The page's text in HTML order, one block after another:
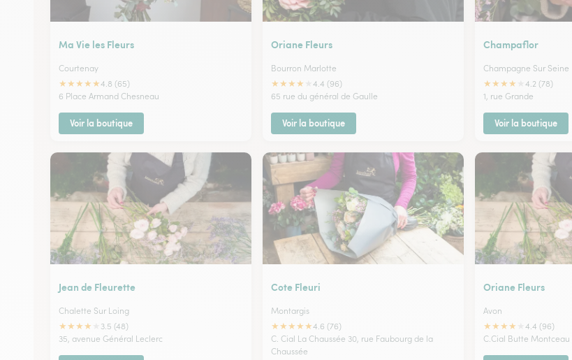
Ma Vie les Fleurs
Courtenay
★★★★★4.8 (65)
6 Place Armand Chesneau
Voir la boutique
Oriane Fleurs
Bourron Marlotte
★★★★
4.4 (96)
65 rue du général de Gaulle
Voir la boutique
Champaflor
Champagne Sur Seine
★★★★
4.2 (78)
1, rue Grande
Voir la boutique
Jean de Fleurette
Chalette Sur Loing
★★★★
3.5 (48)
35, avenue Général Leclerc
Cote Fleuri
Montargis
★★★★★4.6 (76)
C. Cial La Chaussée 30, rue Faubourg de la
Chaussée
Oriane Fleurs
Avon
★★★★
4.4 (96)
C.Cial Butte Montceau